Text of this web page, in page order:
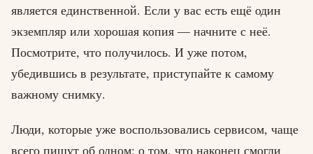
является единственной. Если у вас есть ещё один
экземпляр или хорошая копия — начните с неё.
Посмотрите, что получилось. И уже потом,
убедившись в результате, приступайте к самому
важному снимку.
Люди, которые уже воспользовались сервисом, чаще
всего пишут об одном: о том, что наконец смогли